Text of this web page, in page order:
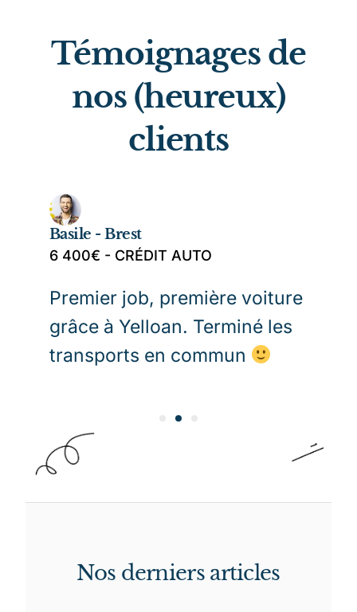
Témoignages de
nos (heureux)
clients
Basile - Brest
6 400€ - CRÉDIT AUTO
Premier job, première voiture
grâce à Yelloan. Terminé les
transports en commun
Nos derniers articles